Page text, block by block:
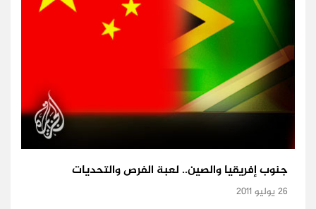
جنوب إفريقيا والصين.. لعبة الفرص والتحديات
26 يوليو 2011